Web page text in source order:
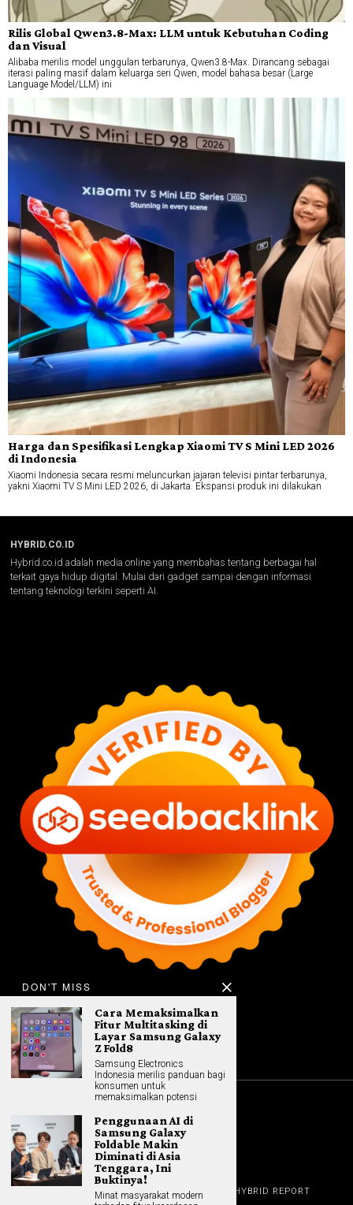
Rilis Global Qwen3.8-Max: LLM untuk Kebutuhan Coding
dan Visual
Alibaba merilis model unggulan terbarunya, Qwen3.8-Max. Dirancang sebagai
iterasi paling masif dalam keluarga seri Qwen, model bahasa besar (Large
Language Model/LLM) ini
Harga dan Spesifikasi Lengkap Xiaomi TV S Mini LED 2026
di Indonesia
Xiaomi Indonesia secara resmi meluncurkan jajaran televisi pintar terbarunya,
yakni Xiaomi TV S Mini LED 2026, di Jakarta. Ekspansi produk ini dilakukan
HYBRID.CO.ID
Hybrid.co.id adalah media online yang membahas tentang berbagai hal
terkait gaya hidup digital. Mulai dari gadget sampai dengan informasi
tentang teknologi terkini seperti AI.
All rights reserved. Hybrid.co.id
GADGET
GAME NEWS AI (NEW TECH)
HYBRID REPORT
DON'T MISS
Cara Memaksimalkan
Fitur Multitasking di
Layar Samsung Galaxy
Z Fold8
Samsung Electronics
Indonesia merilis panduan bagi
konsumen untuk
memaksimalkan potensi
Penggunaan AI di
Samsung Galaxy
Foldable Makin
Diminati di Asia
Tenggara, Ini
Buktinya!
Minat masyarakat modern